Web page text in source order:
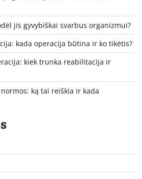
jis gyvybiškai svarbus organizmui?
kada operacija būtina ir ko tikėtis?
kiek trunka reabilitacija ir
ką tai reiškia ir kada